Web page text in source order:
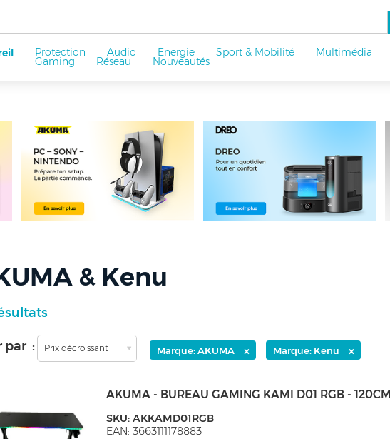
Protection Audio Energie Sport & Mobilité Multimédia
Gaming Réseau Nouveautés
& Kenu
par : Prix décroissant Marque: AKUMA × Marque: Kenu ×
AKUMA - BUREAU GAMING KAMI D01 RGB - 120CM
SKU: AKKAMD01RGB
EAN: 3663111178883